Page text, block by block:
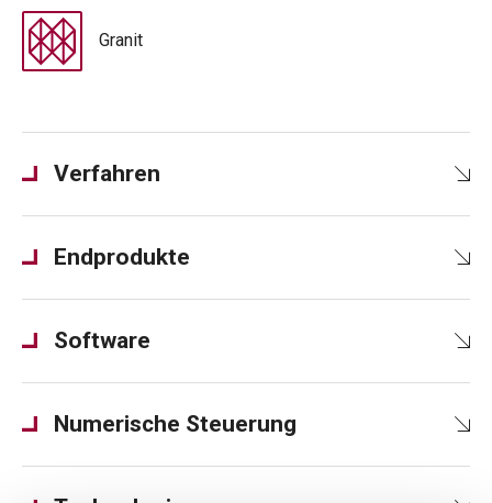
Granit
Verfahren
Endprodukte
Software
Numerische Steuerung